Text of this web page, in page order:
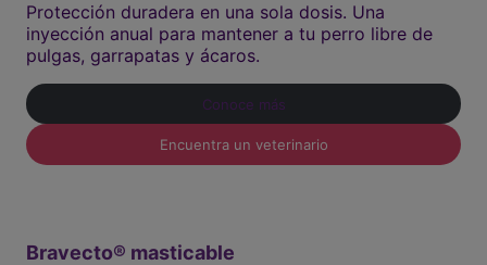
Protección duradera en una sola dosis. Una
inyección anual para mantener a tu perro libre de
pulgas, garrapatas y ácaros.
Conoce más
Encuentra un veterinario
Bravecto® masticable